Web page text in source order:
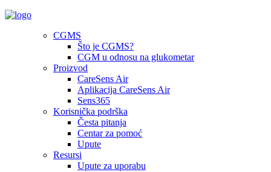
CGMS
Što je CGMS?
CGM u odnosu na glukometar
Proizvod
CareSens Air
Aplikacija CareSens Air
Sens365
Korisnička podrška
Česta pitanja
Centar za pomoć
Upute
Resursi
Upute za uporabu